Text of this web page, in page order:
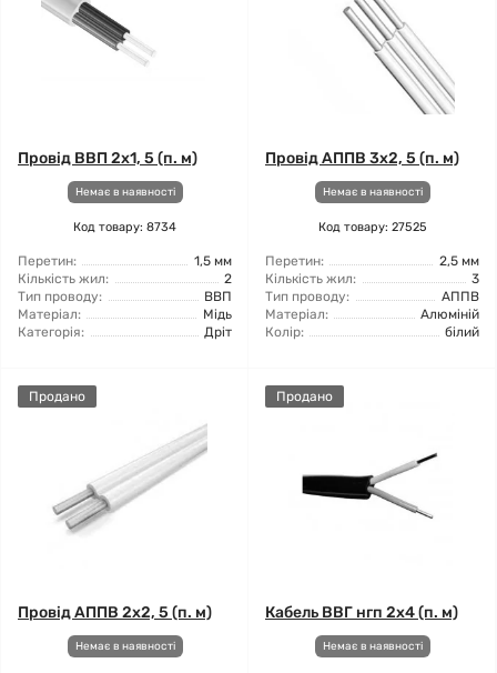
Провід ВВП 2x1, 5 (п. м)
Немає в наявності
Код товару: 8734
Перетин:
1,5 мм
Кількість жил:
2
Тип проводу:
ВВП
Матеріал:
Мідь
Категорія:
Дріт
Провід АППВ 3x2, 5 (п. м)
Немає в наявності
Код товару: 27525
Перетин:
2,5 мм
Кількість жил:
3
Тип проводу:
АППВ
Матеріал:
Алюміній
Колір:
білий
Продано
Провід АППВ 2x2, 5 (п. м)
Немає в наявності
Продано
Кабель ВВГ нгп 2x4 (п. м)
Немає в наявності